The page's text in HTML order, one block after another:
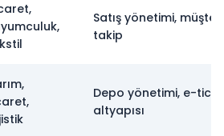
Satış yönetimi, müşteri
takip
Depo yönetimi, e-
altyapısı